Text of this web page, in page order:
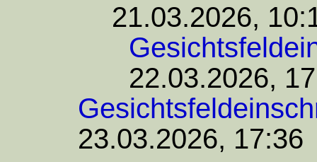
21.03.2026,
22.03.2026,
23.03.2026, 17:36